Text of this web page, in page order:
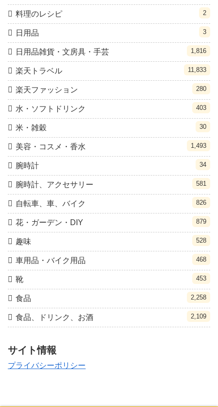
料理のレシピ 2
日用品 3
日用品雑貨・文房具・手芸 1,816
楽天トラベル 11,833
楽天ファッション 280
水・ソフトドリンク 403
米・雑穀 30
美容・コスメ・香水 1,493
腕時計 34
腕時計、アクセサリー 581
自転車、車、バイク 826
花・ガーデン・DIY 879
趣味 528
車用品・バイク用品 468
靴 453
食品 2,258
食品、ドリンク、お酒 2,109
サイト情報
プライバシーポリシー